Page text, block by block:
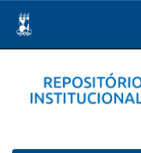
navigation